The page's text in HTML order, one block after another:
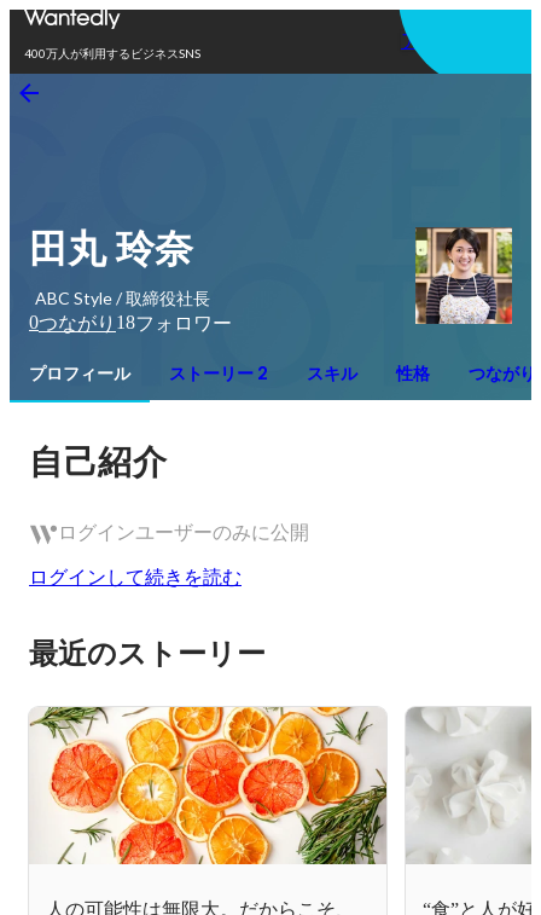
400万人が利用するビジネスSNS
アプリを使う
田丸 玲奈
ABC Style / 取締役社長
0つながり 18フォロワー
プロフィール ストーリー 2 スキル 性格 つながり
自己紹介
ログインユーザーのみに公開
ログインして続きを読む
最近のストーリー
人の可能性は無限大。だからこそ、
“食”と人が